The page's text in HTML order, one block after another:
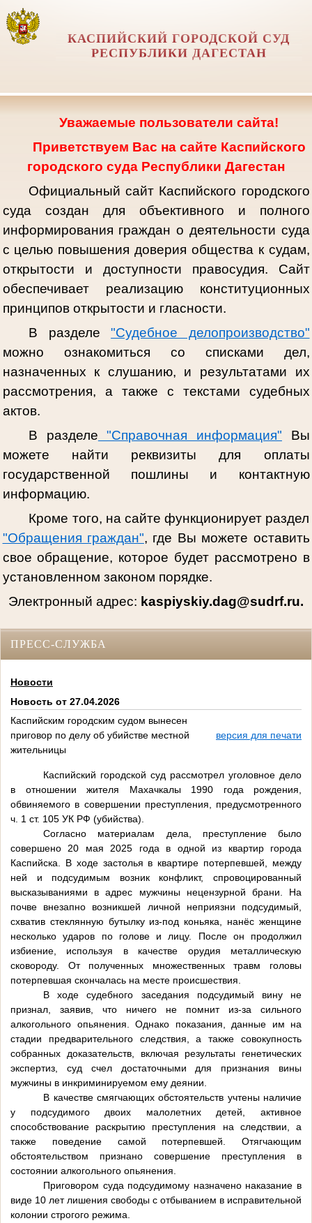
КАСПИЙСКИЙ ГОРОДСКОЙ СУД
РЕСПУБЛИКИ ДАГЕСТАН
Уважаемые пользователи сайта!
Приветствуем Вас на сайте Каспийского
городского суда Республики Дагестан
Официальный сайт Каспийского городского
суда создан для объективного и полного
информирования граждан о деятельности суда
с целью повышения доверия общества к судам,
открытости и доступности правосудия. Сайт
обеспечивает реализацию конституционных
принципов открытости и гласности.
В разделе"Судебное делопроизводство"
можно ознакомиться со списками дел,
назначенных к слушанию, и результатами их
рассмотрения, а также с текстами судебных
актов.
В разделе "Справочная информация" Вы
можете найти реквизиты для оплаты
государственной пошлины и контактную
информацию.
Кроме того, на сайте функционирует раздел
"Обращения граждан", где Вы можете оставить
свое обращение, которое будет рассмотрено в
установленном законом порядке.
Электронный адрес: kaspiyskiy.dag@sudrf.ru.
ПРЕСС-СЛУЖБА
Новости
Новость от 27.04.2026
Каспийским городским судом вынесен
приговор по делу об убийстве местной
жительницы
версия для печати
Каспийский городской суд рассмотрел уголовное дело
в отношении жителя Махачкалы 1990 года рождения,
обвиняемого в совершении преступления, предусмотренного
ч. 1 ст. 105 УК РФ (убийства).
Согласно материалам дела, преступление было
совершено 20 мая 2025 года в одной из квартир города
Каспийска. В ходе застолья в квартире потерпевшей, между
ней и подсудимым возник конфликт, спровоцированный
высказываниями в адрес мужчины нецензурной брани. На
почве внезапно возникшей личной неприязни подсудимый,
схватив стеклянную бутылку из-под коньяка, нанёс женщине
несколько ударов по голове и лицу. После он продолжил
избиение, используя в качестве орудия металлическую
сковороду. От полученных множественных травм головы
потерпевшая скончалась на месте происшествия.
В ходе судебного заседания подсудимый вину не
признал, заявив, что ничего не помнит из-за сильного
алкогольного опьянения. Однако показания, данные им на
стадии предварительного следствия, а также совокупность
собранных доказательств, включая результаты генетических
экспертиз, суд счел достаточными для признания вины
мужчины в инкриминируемом ему деянии.
В качестве смягчающих обстоятельств учтены наличие
у подсудимого двоих малолетних детей, активное
способствование раскрытию преступления на следствии, а
также поведение самой потерпевшей. Отягчающим
обстоятельством признано совершение преступления в
состоянии алкогольного опьянения.
Приговором суда подсудимому назначено наказание в
виде 10 лет лишения свободы с отбыванием в исправительной
колонии строгого режима.